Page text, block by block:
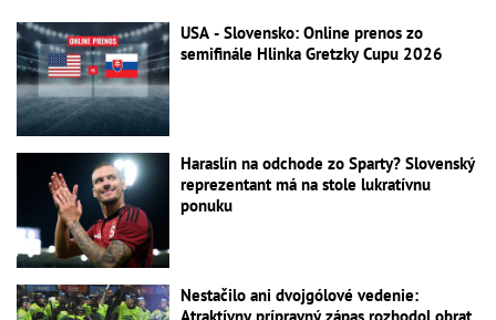
USA - Slovensko: Online prenos zo
semifinále Hlinka Gretzky Cupu 2026
Haraslín na odchode zo Sparty? Slovenský
reprezentant má na stole lukratívnu
ponuku
Nestačilo ani dvojgólové vedenie: